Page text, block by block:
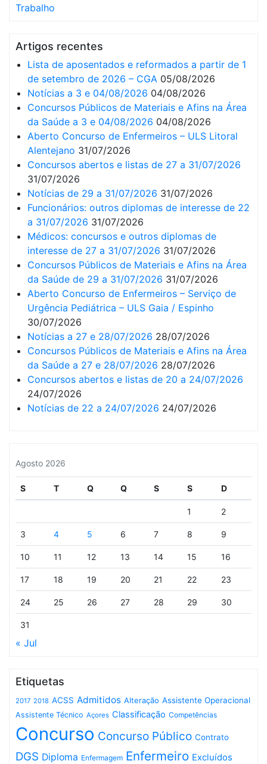
Trabalho
Artigos recentes
Lista de aposentados e reformados a partir de 1
de setembro de 2026 – CGA 05/08/2026
Notícias a 3 e 04/08/2026 04/08/2026
Concursos Públicos de Materiais e Afins na Área
da Saúde a 3 e 04/08/2026 04/08/2026
Aberto Concurso de Enfermeiros – ULS Litoral
Alentejano 31/07/2026
Concursos abertos e listas de 27 a 31/07/2026
31/07/2026
Notícias de 29 a 31/07/2026 31/07/2026
Funcionários: outros diplomas de interesse de 22
a 31/07/2026 31/07/2026
Médicos: concursos e outros diplomas de
interesse de 27 a 31/07/2026 31/07/2026
Concursos Públicos de Materiais e Afins na Área
da Saúde de 29 a 31/07/2026 31/07/2026
Aberto Concurso de Enfermeiros – Serviço de
Urgência Pediátrica – ULS Gaia / Espinho
30/07/2026
Notícias a 27 e 28/07/2026 28/07/2026
Concursos Públicos de Materiais e Afins na Área
da Saúde a 27 e 28/07/2026 28/07/2026
Concursos abertos e listas de 20 a 24/07/2026
24/07/2026
Notícias de 22 a 24/07/2026 24/07/2026
Agosto 2026
S T Q Q S S D
1 2
3 4 5 6 7 8 9
10 11 12 13 14 15 16
17 18 19 20 21 22 23
24 25 26 27 28 29 30
31
« Jul
Etiquetas
2017 2018 ACSS Admitidos Alteração Assistente Operacional
Assistente Técnico Açores Classificação Competências
Concurso Concurso Público Contrato
DGS Diploma Enfermagem Enfermeiro Excluídos